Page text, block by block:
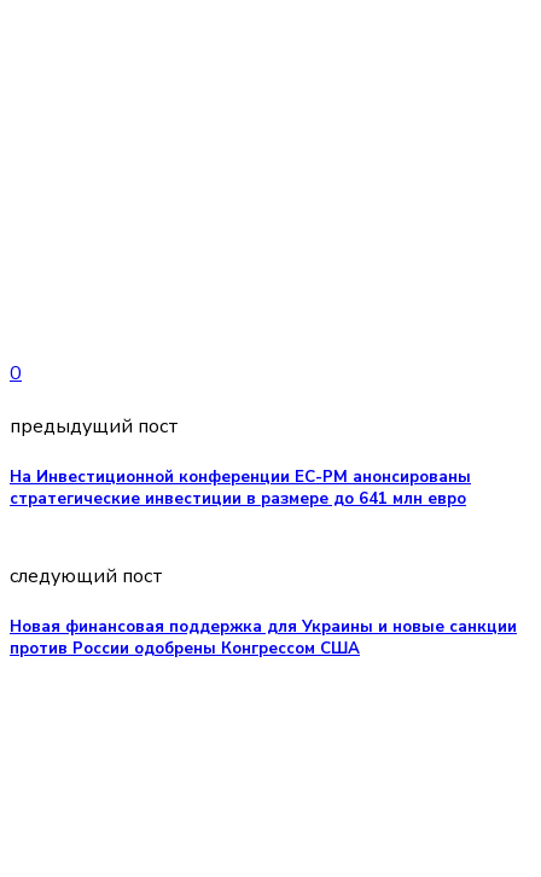
0
предыдущий пост
На Инвестиционной конференции ЕС-РМ анонсированы
стратегические инвестиции в размере до 641 млн евро
следующий пост
Новая финансовая поддержка для Украины и новые санкции
против России одобрены Конгрессом США